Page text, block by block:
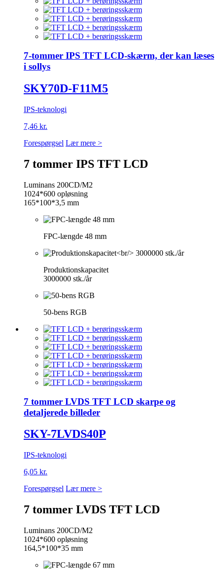
7-tommer IPS TFT LCD-skærm, der kan læses
i sollys
SKY70D-F11M5
IPS-teknologi
7,46 kr.
Forespørgsel Lær mere >
7 tommer IPS TFT LCD
Luminans 200CD/M2
1024*600 opløsning
165*100*3,5 mm
FPC-længde 48 mm
Produktionskapacitet
3000000 stk./år
50-bens RGB
7 tommer LVDS TFT LCD skarpe og
detaljerede billeder
SKY-7LVDS40P
IPS-teknologi
6,05 kr.
Forespørgsel Lær mere >
7 tommer LVDS TFT LCD
Luminans 200CD/M2
1024*600 opløsning
164,5*100*35 mm